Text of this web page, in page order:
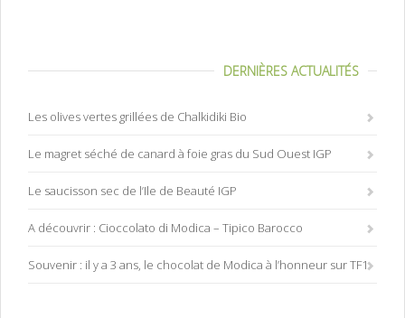
DERNIÈRES ACTUALITÉS
Les olives vertes grillées de Chalkidiki Bio
Le magret séché de canard à foie gras du Sud Ouest IGP
Le saucisson sec de l’Ile de Beauté IGP
A découvrir : Cioccolato di Modica – Tipico Barocco
Souvenir : il y a 3 ans, le chocolat de Modica à l’honneur sur TF1